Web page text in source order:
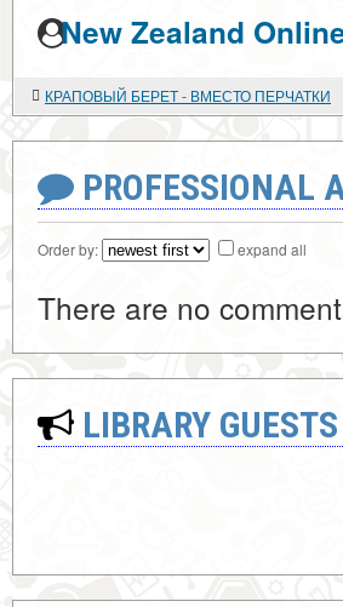
New Zealand
КРАПОВЫЙ БЕРЕТ - ВМЕСТО ПЕРЧАТКИ
PROFESSIONAL
Order by: expand all
There are no
LIBRARY